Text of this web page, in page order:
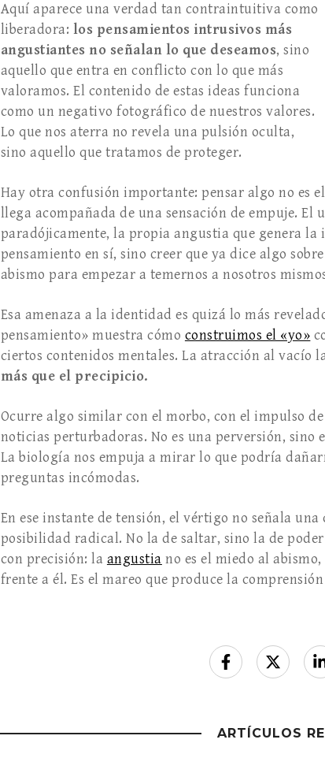
Aquí aparece una verdad tan contraintuitiva como
liberadora: los pensamientos intrusivos más
angustiantes no señalan lo que deseamos, sino
aquello que entra en conflicto con lo que más
valoramos. El contenido de estas ideas funciona
como un negativo fotográfico de nuestros valores.
Lo que nos aterra no revela una pulsión oculta,
sino aquello que tratamos de proteger.
Hay otra confusión importante: pensar algo no es
llega acompañada de una sensación de empuje.
paradójicamente, la propia angustia que genera la
pensamiento en sí, sino creer que ya dice algo
abismo para empezar a temernos a nosotros
Esa amenaza a la identidad es quizá lo más
pensamiento» muestra cómo construimos el «yo»
ciertos contenidos mentales. La atracción al vacío
más que el precipicio.
Ocurre algo similar con el morbo, con el impulso
noticias perturbadoras. No es una perversión, sino
La biología nos empuja a mirar lo que podría
preguntas incómodas.
En ese instante de tensión, el vértigo no señala
posibilidad radical. No la de saltar, sino la de
con precisión: la angustia no es el miedo al
frente a él. Es el mareo que produce la
ARTÍCULOS